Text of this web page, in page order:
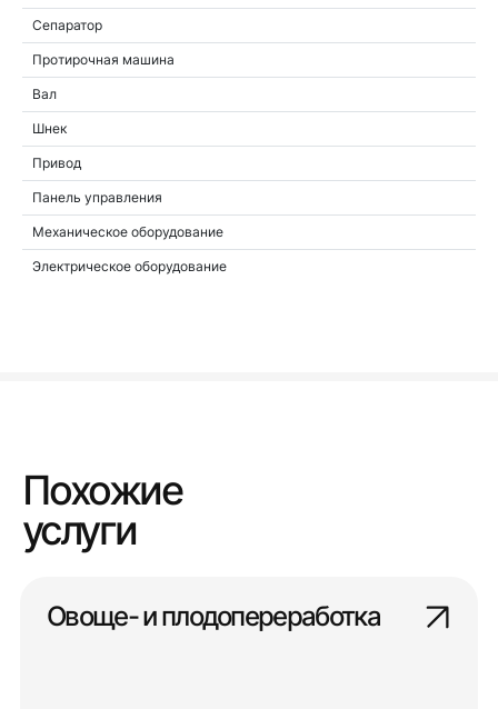
Сепаратор
Протирочная машина
Вал
Шнек
Привод
Панель управления
Механическое оборудование
Электрическое оборудование
Похожие
услуги
Овоще- и плодопереработка